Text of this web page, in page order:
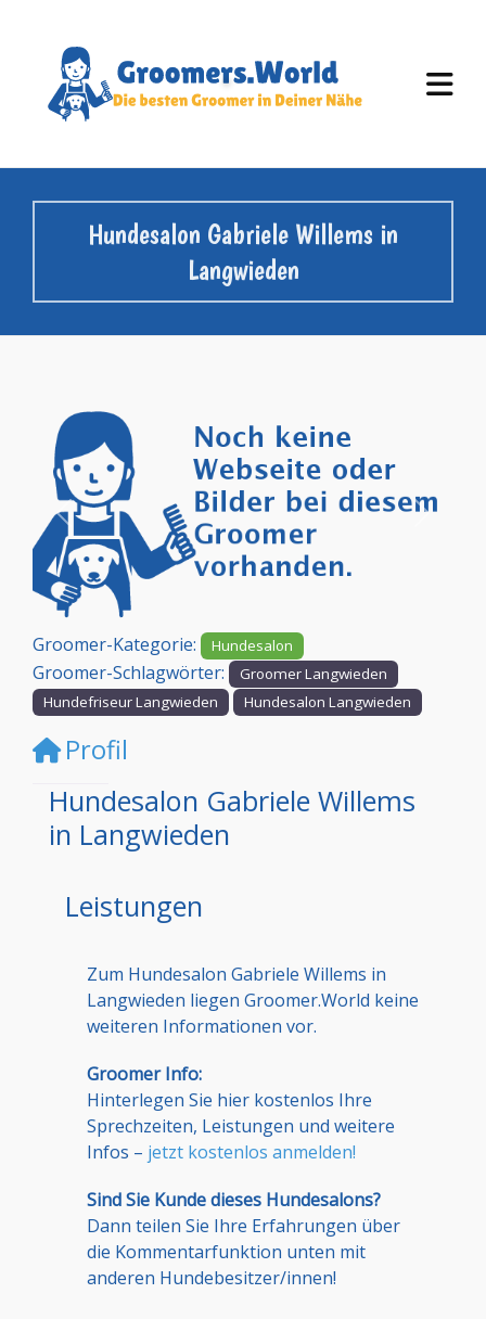
Hundesalon Gabriele Willems in
Langwieden
Vorheriges
Groomer-Kategorie: Hundesalon
Groomer-Schlagwörter:
Groomer Langwieden
Hundefriseur Langwieden
Hundesalon Langwieden
Profil
Hundesalon Gabriele Willems
in Langwieden
Leistungen
Zum Hundesalon Gabriele Willems in
Langwieden liegen Groomer.World keine
weiteren Informationen vor.
Groomer Info:
Hinterlegen Sie hier kostenlos Ihre
Sprechzeiten, Leistungen und weitere
Infos – jetzt kostenlos anmelden!
Sind Sie Kunde dieses Hundesalons?
Dann teilen Sie Ihre Erfahrungen über
die Kommentarfunktion unten mit
anderen Hundebesitzer/innen!